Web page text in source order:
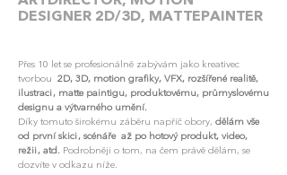
DESIGNER 2D/3D, MATTEPAINTER
Přes 10 let se profesionálně zabývám jako kreativec
tvorbou 2D, 3D, motion grafiky, VFX, rozšířené realitě,
ilustraci, matte paintigu, produktovému, průmyslovému
designu a výtvarného umění.
Díky tomuto širokému záběru napříč obory, dělám vše
od první skici, scénáře až po hotový produkt, video,
režii, atd. Podrobněji o tom, na čem právě dělám, se
dozvíte v odkazu níže.